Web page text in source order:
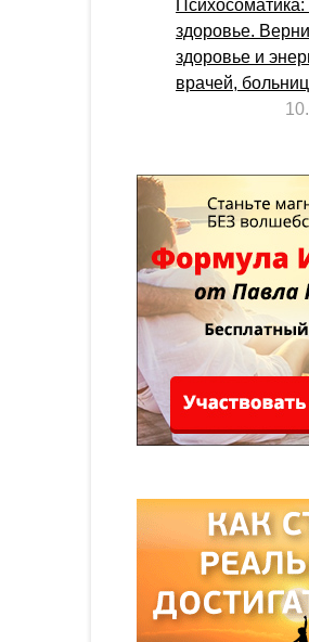
здоровье.
здоровье и
врачей,